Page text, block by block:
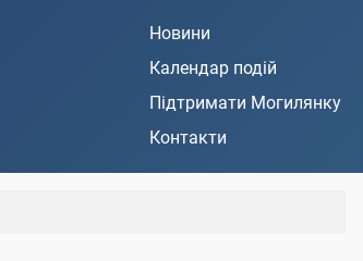
Новини
Календар подій
Підтримати Могилянку
Контакти